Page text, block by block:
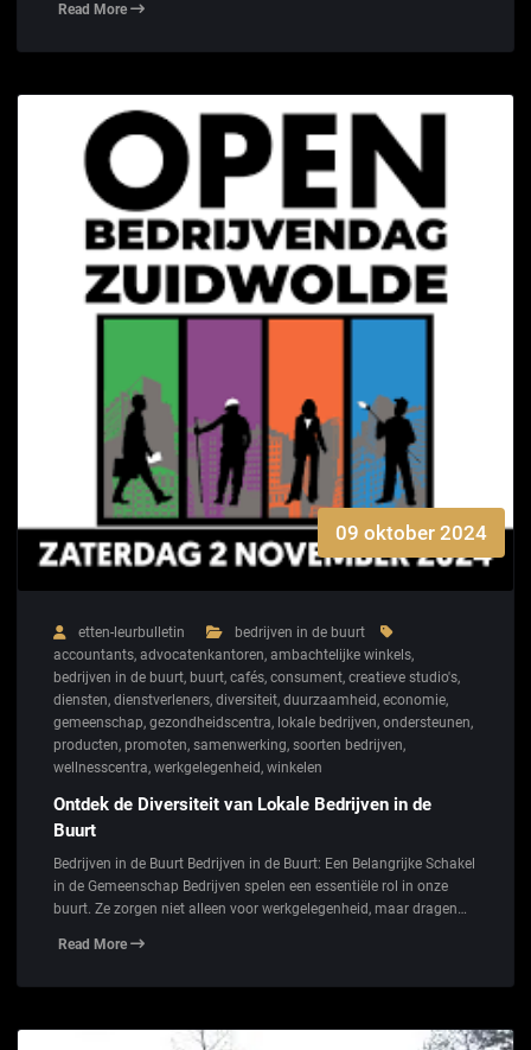
Read More
09 oktober 2024
etten-leurbulletin
bedrijven in de buurt
accountants, advocatenkantoren, ambachtelijke winkels,
bedrijven in de buurt, buurt, cafés, consument, creatieve studio's,
diensten, dienstverleners, diversiteit, duurzaamheid, economie,
gemeenschap, gezondheidscentra, lokale bedrijven, ondersteunen,
producten, promoten, samenwerking, soorten bedrijven,
wellnesscentra, werkgelegenheid, winkelen
Ontdek de Diversiteit van Lokale Bedrijven in de
Buurt
Bedrijven in de Buurt Bedrijven in de Buurt: Een Belangrijke Schakel
in de Gemeenschap Bedrijven spelen een essentiële rol in onze
buurt. Ze zorgen niet alleen voor werkgelegenheid, maar dragen…
Read More